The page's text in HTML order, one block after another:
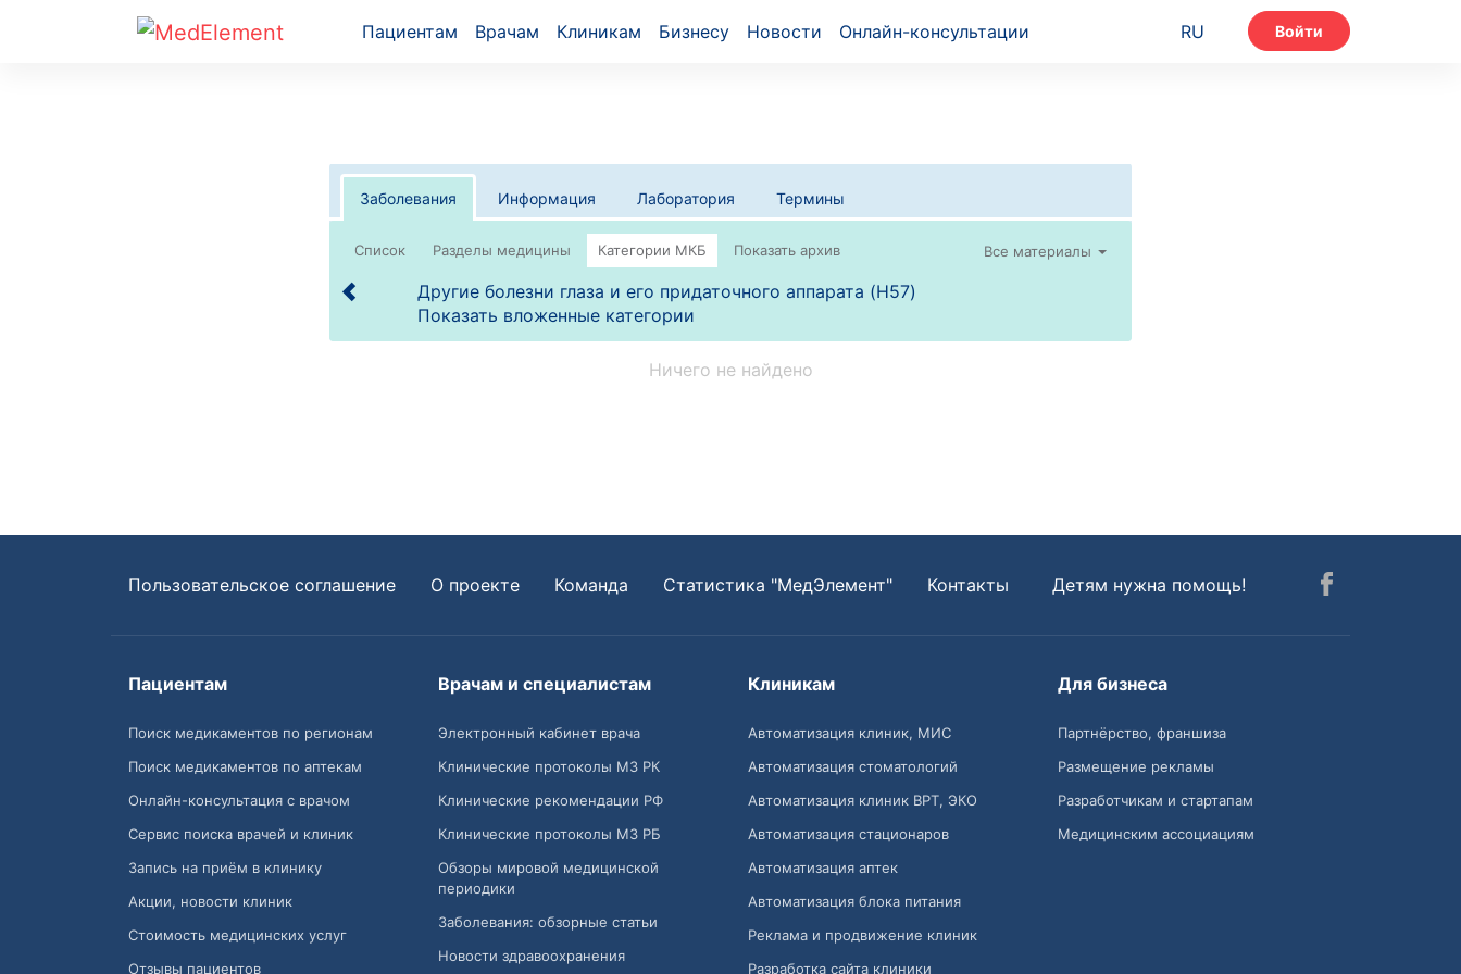
Пациентам Врачам Клиникам Бизнесу Новости Онлайн-консультации RU Войти
Заболевания Информация Лаборатория Термины
Список Все материалы
Другие болезни глаза и его придаточного аппарата (H57)
Показать вложенные категории
Ничего не найдено
Пользовательское соглашение О проекте Команда Статистика "МедЭлемент" Контакты Детям нужна помощь!
Пациентам
Поиск медикаментов по регионам
Поиск медикаментов по аптекам
Онлайн-консультация с врачом
Сервис поиска врачей и клиник
Запись на приём в клинику
Акции, новости клиник
Стоимость медицинских услуг
Отзывы пациентов
Врачам и специалистам
Электронный кабинет врача
Клинические протоколы МЗ РК
Клинические рекомендации РФ
Клинические протоколы МЗ РБ
Обзоры мировой медицинской
периодики
Заболевания: обзорные статьи
Новости здравоохранения
Клиникам
Автоматизация клиник, МИС
Автоматизация стоматологий
Автоматизация клиник ВРТ, ЭКО
Автоматизация стационаров
Автоматизация аптек
Автоматизация блока питания
Реклама и продвижение клиник
Разработка сайта клиники
Для бизнеса
Партнёрство, франшиза
Размещение рекламы
Разработчикам и стартапам
Медицинским ассоциациям